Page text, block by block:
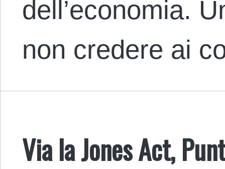
dell’economia.
non credere ai
Via la Jones Act,